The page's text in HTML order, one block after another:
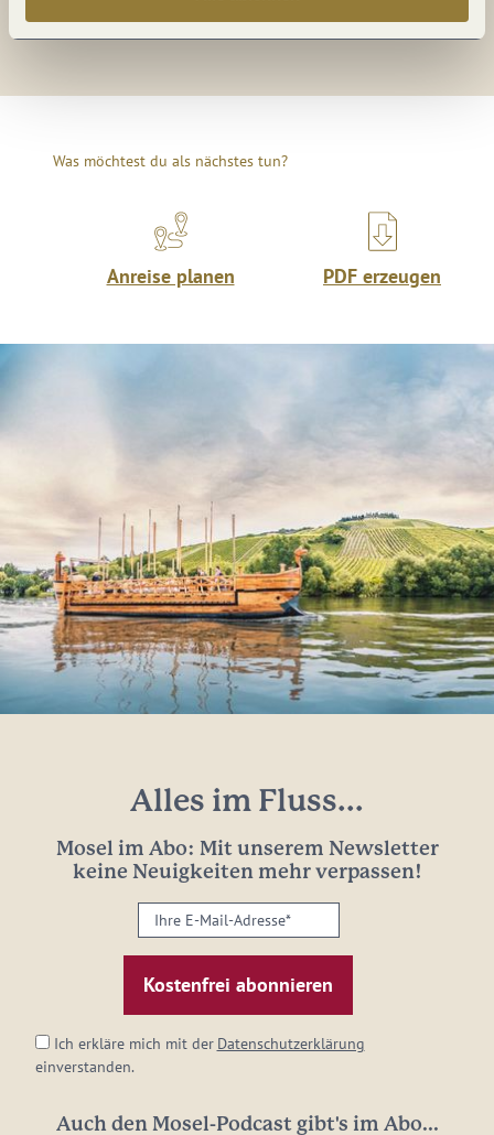
Was möchtest du als nächstes tun?
Anreise planen PDF erzeugen
Alles im Fluss...
Mosel im Abo: Mit unserem Newsletter
keine Neuigkeiten mehr verpassen!
Ihre
E-
Mail-
Adresse:
Ich erkläre mich mit der Datenschutzerklärung
einverstanden.
Auch den Mosel-Podcast gibt's im Abo...